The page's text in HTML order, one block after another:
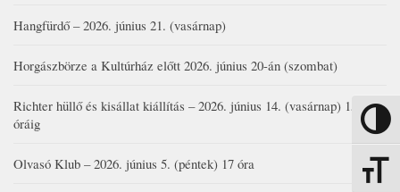
Nagy
Hangfürdő – 2026. június 21. (vasárnap)
Horgászbörze a Kultúrház előtt 2026. június 20-án (szombat)
Richter hüllő és kisállat kiállítás – 2026. június 14. (vasárnap) 15-17
óráig
Olvasó Klub – 2026. június 5. (péntek) 17 óra